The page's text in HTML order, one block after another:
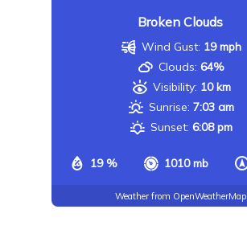
Broken Clouds
19 % 1010 mb
Wind Gust: 19 mph
Clouds: 64%
Visibility: 10 km
Sunrise: 7:03 am
Sunset: 6:08 pm
Weather from OpenWeatherMap